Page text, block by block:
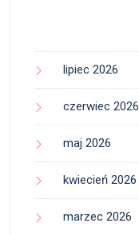
lipiec 2026
czerwiec 2026
maj 2026
kwiecień 2026
marzec 2026